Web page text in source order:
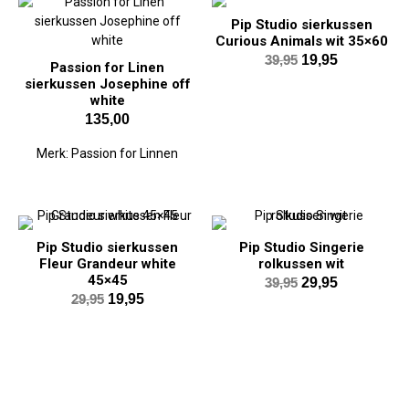
Passion for Linen
sierkussen Josephine off
white
135,00
Merk: Passion for Linnen
Pip Studio sierkussen
Curious Animals wit 35×60
39,95 19,95Huidige
Pip Studio sierkussen
Fleur Grandeur white
45×45
29,95 Oorspronkelijke
19,95Huidige
Pip Studio Singerie
rolkussen wit
39,95 29,95Huidige